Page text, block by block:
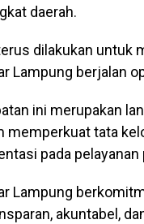
daerah.
dilakukan untuk
Lampung berjalan
ini merupakan
memperkuat tata
pada pelayanan
Lampung
akuntabel,